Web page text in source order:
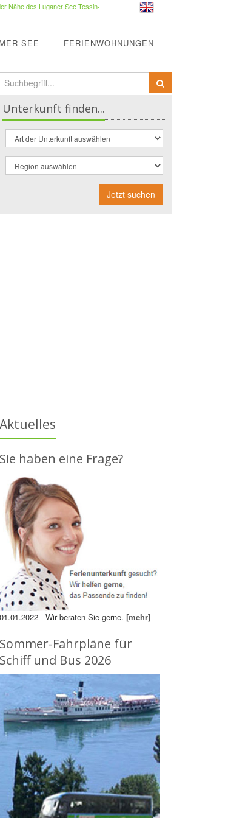
Nähe des Luganer See Tessin·
SEE FERIENWOHNUNGEN
Unterkunft finden...
Jetzt suchen
Aktuelles
Sie haben eine Frage?
01.01.2022 - Wir beraten Sie gerne. [mehr]
Sommer-Fahrpläne für
Schiff und Bus 2026